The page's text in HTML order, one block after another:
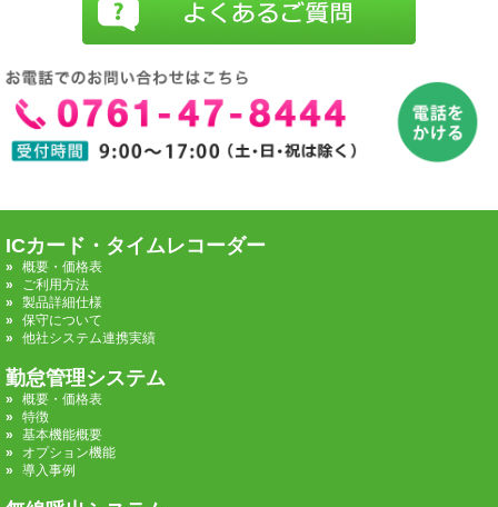
ICカード・タイムレコーダー
概要・価格表
ご利用方法
製品詳細仕様
保守について
他社システム連携実績
勤怠管理システム
概要・価格表
特徴
基本機能概要
オプション機能
導入事例